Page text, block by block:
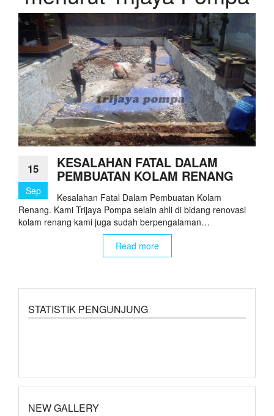
15
Sep
KESALAHAN FATAL DALAM
PEMBUATAN KOLAM RENANG
Kesalahan Fatal Dalam Pembuatan Kolam
Renang. Kami Trijaya Pompa selain ahli di bidang renovasi
kolam renang kami juga sudah berpengalaman…
Read more
STATISTIK PENGUNJUNG
NEW GALLERY